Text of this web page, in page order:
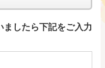
ましたら下記をご入力